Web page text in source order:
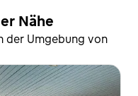
Nähe
der Umgebung von